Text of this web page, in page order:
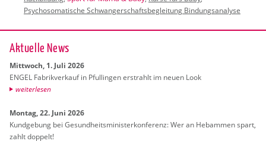
Psychosomatische Schwangerschaftsbegleitung Bindungsanalyse
Ak­tu­el­le News
Mitt­woch, 1. Juli 2026
ENGEL Fa­brik­ver­kauf in Pful­lin­gen er­strahlt im neuen Look
wei­ter­le­sen
Mon­tag, 22. Juni 2026
Kund­ge­bung bei Ge­sund­heits­mi­nis­ter­kon­fe­renz: Wer an Heb­am­men spart,
zahlt dop­pelt!